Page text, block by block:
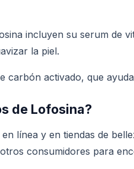
incluyen su serum de
la piel.
activado, que
de Lofosina?
línea y en tiendas de
consumidores para